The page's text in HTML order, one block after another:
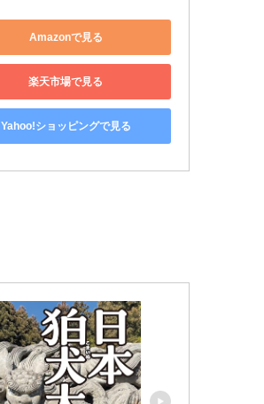
Amazonで見る
楽天市場で見る
Yahoo!ショッピングで見る